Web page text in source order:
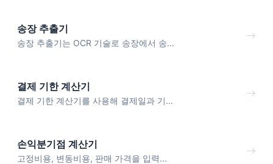
송장 추출기
송장 추출기는 OCR 기술로 송장에서 송...
결제 기한 계산기
결제 기한 계산기를 사용해 결제일과 기...
손익분기점 계산기
고정비용, 변동비용, 판매 가격을 입력...